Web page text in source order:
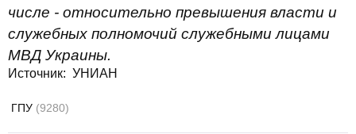
числе - относительно превышения власти и
служебных полномочий служебными лицами
МВД Украины.
Источник: УНИАН
ГПУ (9280)